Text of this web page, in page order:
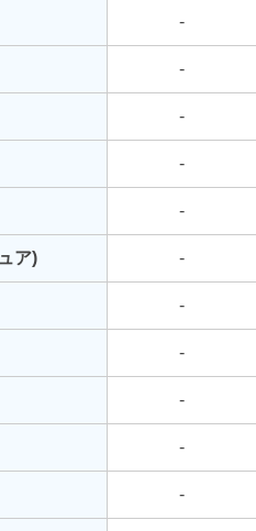
-
-
-
-
-
ア) -
-
-
-
-
-